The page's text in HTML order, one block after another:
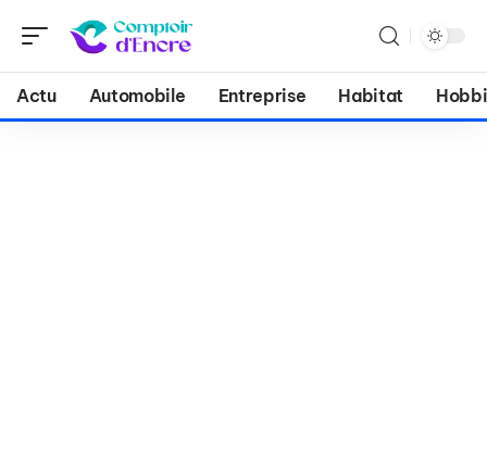
Actu Automobile Entreprise Habitat